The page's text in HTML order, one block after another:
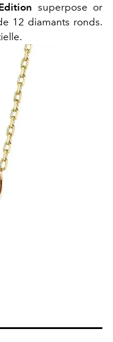
superpose or
12 diamants ronds.